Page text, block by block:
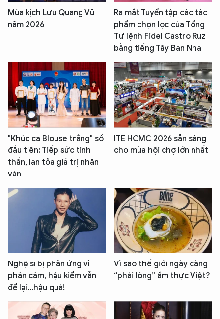
Mùa kịch Lưu Quang Vũ
năm 2026
Ra mắt Tuyển tập các tác
phẩm chọn lọc của Tổng
Tư lệnh Fidel Castro Ruz
bằng tiếng Tây Ban Nha
"Khúc ca Blouse trắng" số
đầu tiên: Tiếp sức tinh
thần, lan tỏa giá trị nhân
văn
ITE HCMC 2026 sẵn sàng
cho mùa hội chợ lớn nhất
Nghệ sĩ bị phản ứng vì
phản cảm, hậu kiểm vẫn
để lại...hậu quả!
Vì sao thế giới ngày càng
“phải lòng” ẩm thực Việt?